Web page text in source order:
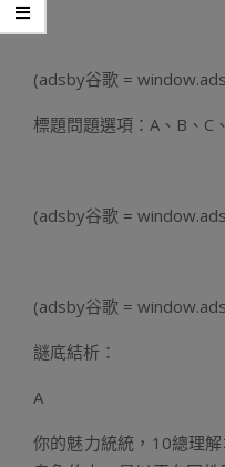
(adsby谷歌 =
標題問題選項：A、B、C
(adsby谷歌 =
(adsby谷歌 =
謎底結析：
A
你的魅力統統，10總理